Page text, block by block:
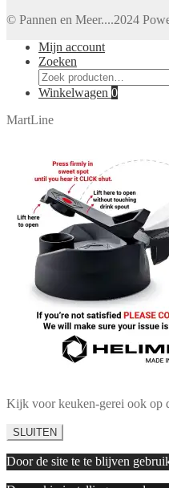
© Pannen en Meer....2024
Mijn account
Zoeken
Zoeken
naar:
Winkelwagen 0
MartLine
Kijk voor keuken-gerei ook op
SLUITEN
Door de site te te blijven